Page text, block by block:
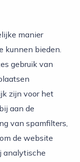
manier
kunnen bieden.
gebruik van
zijn voor het
aan de
van spamfilters,
de website
analytische